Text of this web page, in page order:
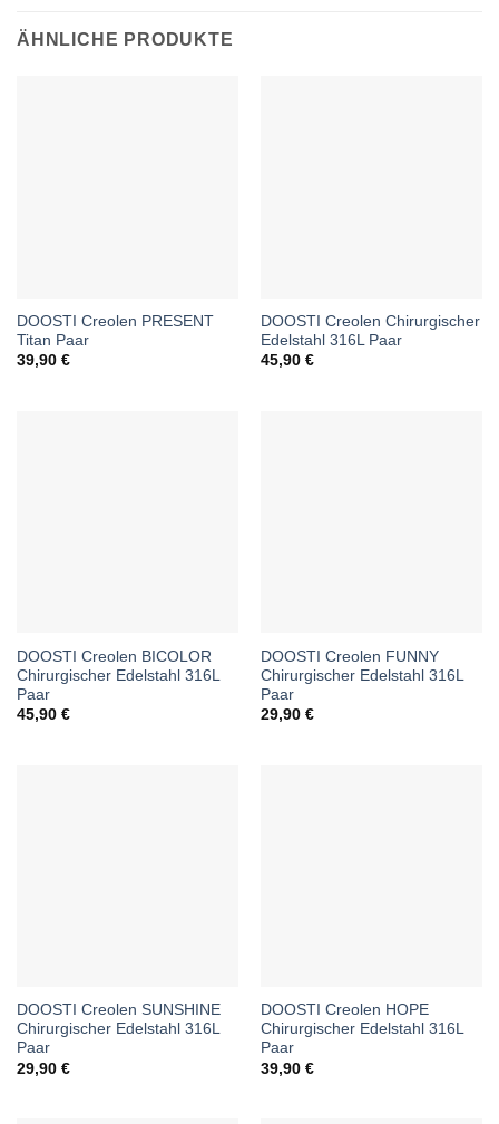
ÄHNLICHE PRODUKTE
DOOSTI Creolen PRESENT
Titan Paar
39,90 €
DOOSTI Creolen Chirurgischer
Edelstahl 316L Paar
45,90 €
DOOSTI Creolen BICOLOR
Chirurgischer Edelstahl 316L
Paar
45,90 €
DOOSTI Creolen FUNNY
Chirurgischer Edelstahl 316L
Paar
29,90 €
DOOSTI Creolen SUNSHINE
Chirurgischer Edelstahl 316L
Paar
29,90 €
DOOSTI Creolen HOPE
Chirurgischer Edelstahl 316L
Paar
39,90 €